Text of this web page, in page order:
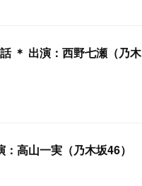
＊ 出演：西野七瀬（乃木
高山一実（乃木坂46）